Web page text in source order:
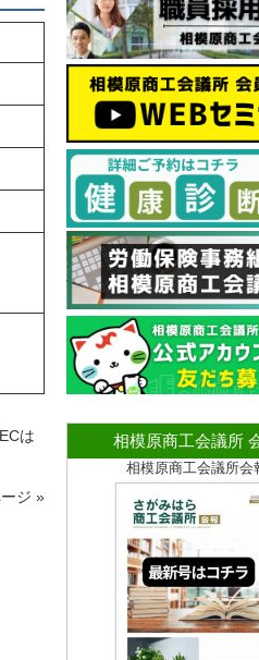
は
ジ »
相模原商工会議所
相模原商工会議所会